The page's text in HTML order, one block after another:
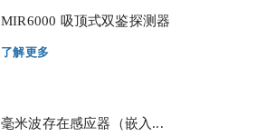
MIR6000 吸顶式双鉴探测器
了解更多
毫米波存在感应器（嵌入...